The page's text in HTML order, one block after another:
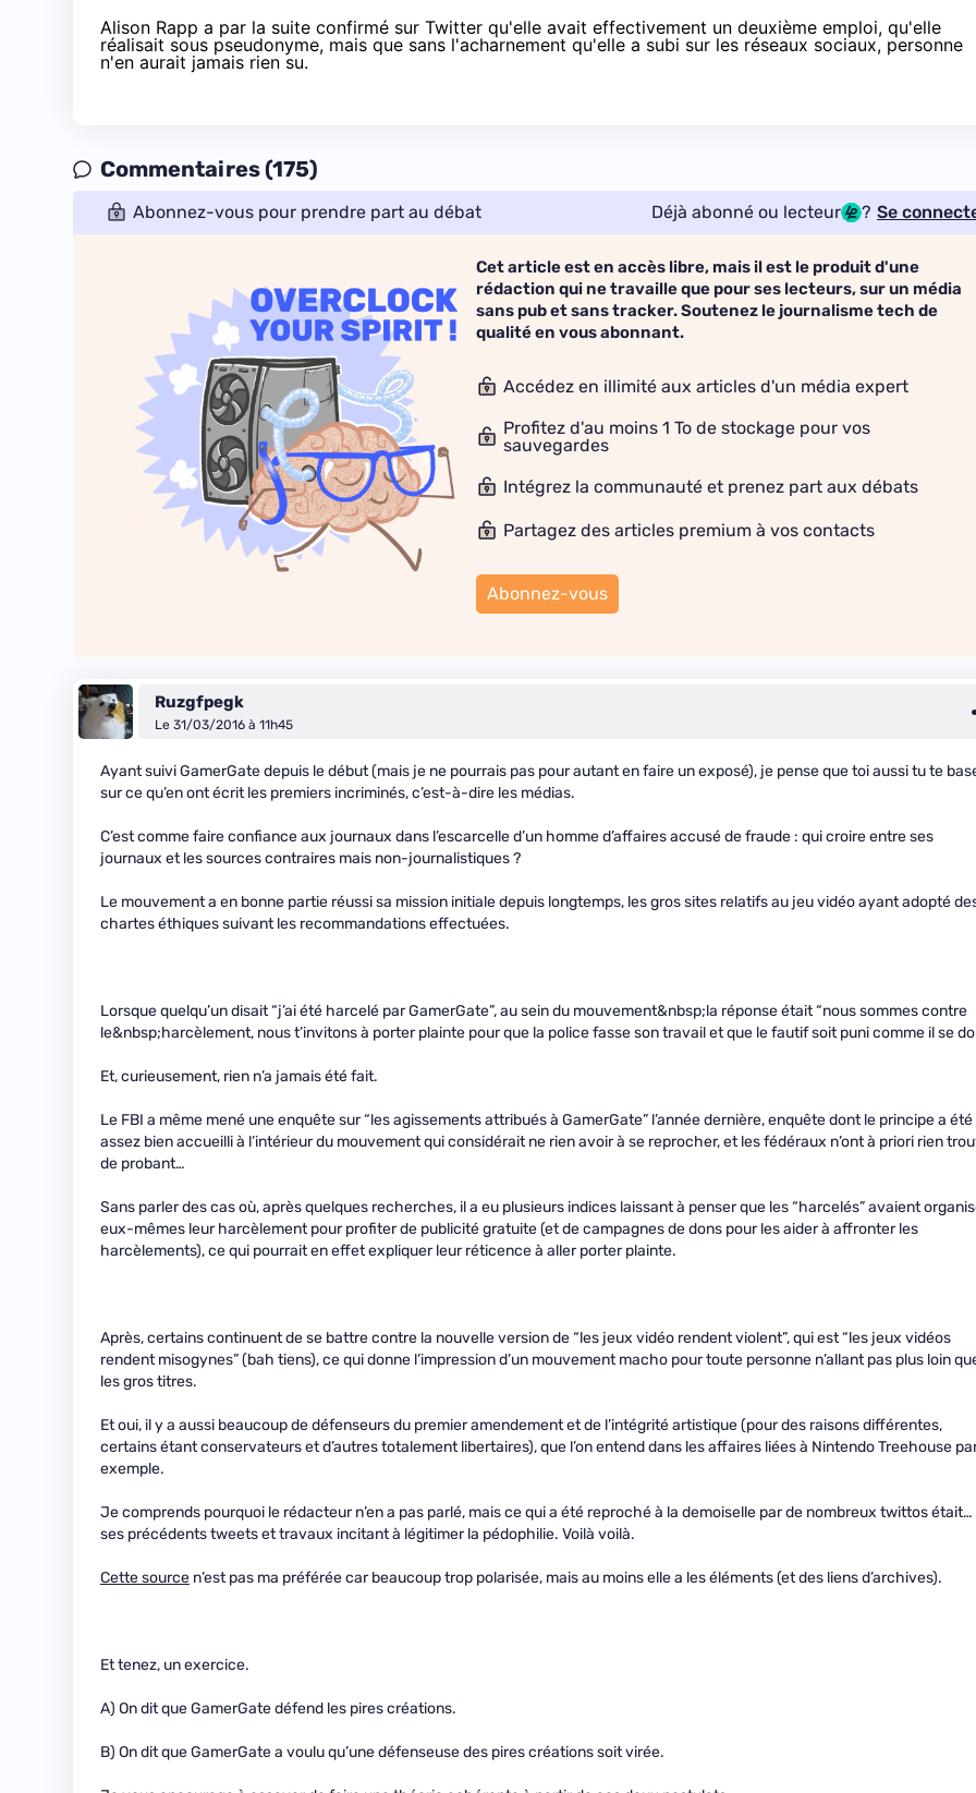
Alison Rapp a par la suite confirmé sur Twitter qu'elle avait effectivement un deuxième emploi, qu'elle
réalisait sous pseudonyme, mais que sans l'acharnement qu'elle a subi sur les réseaux sociaux, personne
n'en aurait jamais rien su.
Commentaires (175)
Abonnez-vous pour prendre part au débat Déjà abonné ou lecteur ? Se
Cet article est en accès libre, mais il est le produit d'une
rédaction qui ne travaille que pour ses lecteurs, sur un média
sans pub et sans tracker. Soutenez le journalisme tech de
qualité en vous abonnant.
Accédez en illimité aux articles d'un média expert
Profitez d'au moins 1 To de stockage pour vos
sauvegardes
Intégrez la communauté et prenez part aux débats
Partagez des articles premium à vos contacts
Abonnez-vous
Ruzgfpegk
Le 31/03/2016 à 11h45
Ayant suivi GamerGate depuis le début (mais je ne pourrais pas pour autant en faire un exposé), je pense que toi aussi tu te
sur ce qu’en ont écrit les premiers incriminés, c’est-à-dire les médias.
C’est comme faire confiance aux journaux dans l’escarcelle d’un homme d’affaires accusé de fraude : qui croire entre ses
journaux et les sources contraires mais non-journalistiques ?
Le mouvement a en bonne partie réussi sa mission initiale depuis longtemps, les gros sites relatifs au jeu vidéo ayant adopté
chartes éthiques suivant les recommandations effectuées.
Lorsque quelqu’un disait “j’ai été harcelé par GamerGate”, au sein du mouvement&nbsp;la réponse était “nous sommes contre
le&nbsp;harcèlement, nous t’invitons à porter plainte pour que la police fasse son travail et que le fautif soit puni comme il se
Et, curieusement, rien n’a jamais été fait.
Le FBI a même mené une enquête sur “les agissements attribués à GamerGate” l’année dernière, enquête dont le principe a été
assez bien accueilli à l’intérieur du mouvement qui considérait ne rien avoir à se reprocher, et les fédéraux n’ont à priori rien
de probant…
Sans parler des cas où, après quelques recherches, il a eu plusieurs indices laissant à penser que les “harcelés” avaient
eux-mêmes leur harcèlement pour profiter de publicité gratuite (et de campagnes de dons pour les aider à affronter les
harcèlements), ce qui pourrait en effet expliquer leur réticence à aller porter plainte.
Après, certains continuent de se battre contre la nouvelle version de “les jeux vidéo rendent violent”, qui est “les jeux vidéos
rendent misogynes” (bah tiens), ce qui donne l’impression d’un mouvement macho pour toute personne n’allant pas plus loin
les gros titres.
Et oui, il y a aussi beaucoup de défenseurs du premier amendement et de l’intégrité artistique (pour des raisons différentes,
certains étant conservateurs et d’autres totalement libertaires), que l’on entend dans les affaires liées à Nintendo Treehouse
exemple.
Je comprends pourquoi le rédacteur n’en a pas parlé, mais ce qui a été reproché à la demoiselle par de nombreux twittos était…
ses précédents tweets et travaux incitant à légitimer la pédophilie. Voilà voilà.
Cette source n’est pas ma préférée car beaucoup trop polarisée, mais au moins elle a les éléments (et des liens d’archives).
Et tenez, un exercice.
A) On dit que GamerGate défend les pires créations.
B) On dit que GamerGate a voulu qu’une défenseuse des pires créations soit virée.